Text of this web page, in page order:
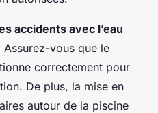
accidents avec l’eau
Assurez-vous que le
correctement pour
De plus, la mise en
autour de la piscine